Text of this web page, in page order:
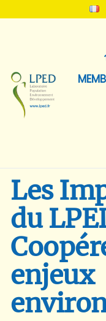
Les
du
enjeux